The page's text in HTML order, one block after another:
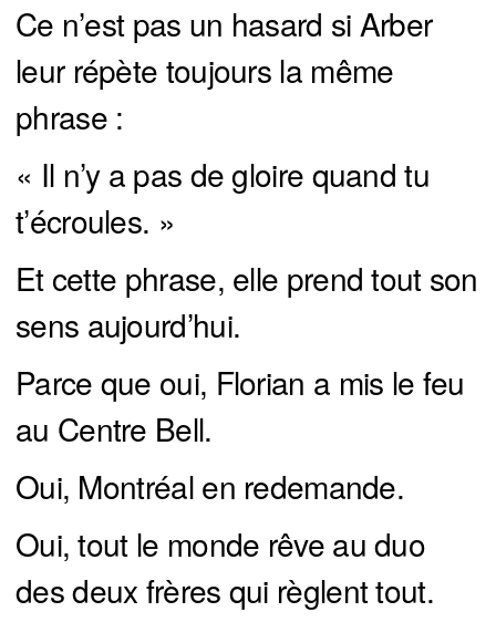
Ce n’est pas un hasard si Arber
leur répète toujours la même
phrase :
« Il n’y a pas de gloire quand tu
t’écroules. »
Et cette phrase, elle prend tout son
sens aujourd’hui.
Parce que oui, Florian a mis le feu
au Centre Bell.
Oui, Montréal en redemande.
Oui, tout le monde rêve au duo
des deux frères qui règlent tout.